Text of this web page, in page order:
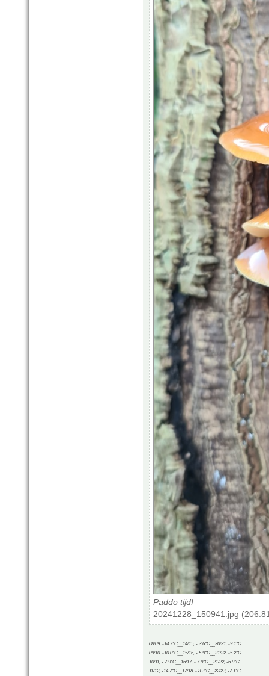
Paddo tijd!
20241228_150941.jpg
08/09, -14.7°C__14/15, - 3.6°C__20/21, -9.1°C
09/10, -10.0°C__15/16, - 5.9°C__21/22, -5.2°C
10/11, - 7.9°C__16/17, - 7.9°C__21/22, -6.9°C
11/12, -14.7°C__17/18, - 8.3°C__22/23, -7.1°C